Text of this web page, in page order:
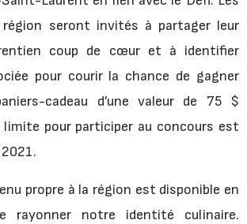
région seront invités à partager leur
coup de cœur et à identifier
pour courir la chance de gagner
cadeau d’une valeur de 75 $
limite pour participer au concours est
propre à la région est disponible en
rayonner notre identité culinaire.